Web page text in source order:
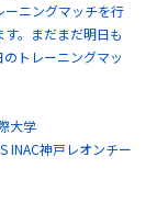
ーニングマッチを行
。まだまだ明日も
トレーニングマッ
大学
INAC神戸レオンチー